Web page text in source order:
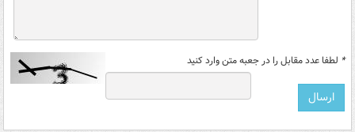
* لطفا عدد مقابل را در جعبه متن وارد کنید